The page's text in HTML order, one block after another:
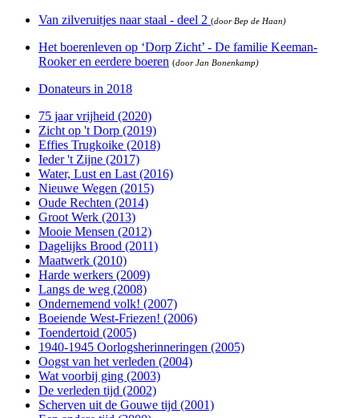
Van zilveruitjes naar staal - deel 2 (door Bep de Haan)
Het boerenleven op ‘Dorp Zicht’ - De familie Keeman-
Rooker en eerdere boeren (door Jan Bonenkamp)
Donateurs in 2018
75 jaar vrijheid (2020)
Zicht op 't Dorp (2019)
Effies Trugkoike (2018)
Ieder 't Zijne (2017)
Water, Lust en Last (2016)
Nieuwe Wegen (2015)
Oude Rechten (2014)
Groot Werk (2013)
Mooie Mensen (2012)
Dagelijks Brood (2011)
Maatwerk (2010)
Harde werkers (2009)
Langs de weg (2008)
Ondernemend volk! (2007)
Boeiende West-Friezen! (2006)
Toendertoid (2005)
1940-1945 Oorlogsherinneringen (2005)
Oogst van het verleden (2004)
Wat voorbij ging (2003)
De verleden tijd (2002)
Scherven uit de Gouwe tijd (2001)